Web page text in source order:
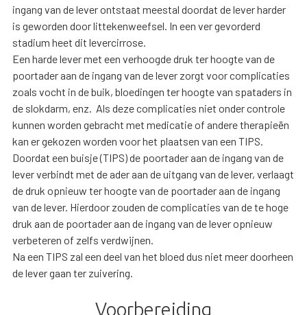
ingang van de lever ontstaat meestal doordat de lever harder
is geworden door littekenweefsel. In een ver gevorderd
stadium heet dit levercirrose.
Een harde lever met een verhoogde druk ter hoogte van de
poortader aan de ingang van de lever zorgt voor complicaties
zoals vocht in de buik, bloedingen ter hoogte van spataders in
de slokdarm, enz. Als deze complicaties niet onder controle
kunnen worden gebracht met medicatie of andere therapieën
kan er gekozen worden voor het plaatsen van een TIPS.
Doordat een buisje (TIPS) de poortader aan de ingang van de
lever verbindt met de ader aan de uitgang van de lever, verlaagt
de druk opnieuw ter hoogte van de poortader aan de ingang
van de lever. Hierdoor zouden de complicaties van de te hoge
druk aan de poortader aan de ingang van de lever opnieuw
verbeteren of zelfs verdwijnen.
Na een TIPS zal een deel van het bloed dus niet meer doorheen
de lever gaan ter zuivering.
Voorbereiding